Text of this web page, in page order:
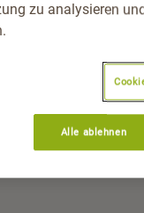
zu analysieren
Alle ablehnen